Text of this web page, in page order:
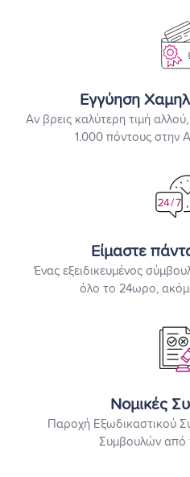
Εγγύηση
Αν βρεις καλύτερη τιμή
1.000 πόντους στην
Είμαστε
Ένας εξειδικευμένος
όλο το 24ωρο,
Νομικές
Παροχή Εξωδικαστικού
Συμβουλών από